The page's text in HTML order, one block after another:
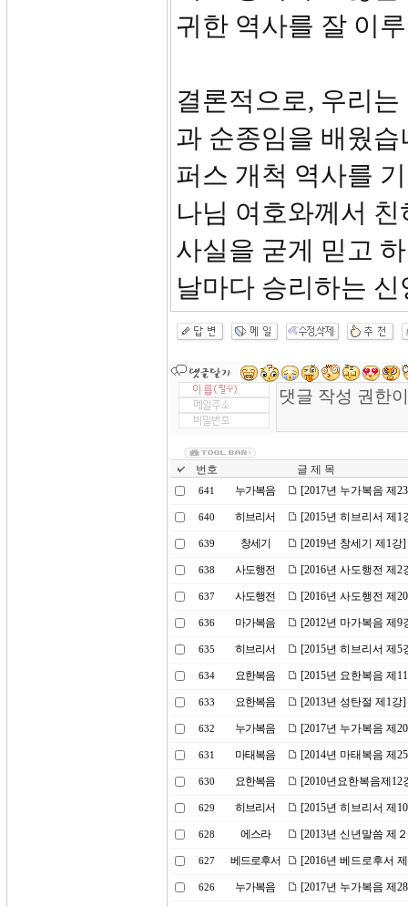
귀한 역사를 잘 이
결론적으로, 우리
과 순종임을 배웠
퍼스 개척 역사를
나님 여호와께서
사실을 굳게 믿고
날마다 승리하는
번호 글 제 목
641 누가복음 [2017년 누가복음 제
640 히브리서 [2015년 히브리서 제
639 창세기 [2019년 창세기 제1
638 사도행전 [2016년 사도행전 제
637 사도행전 [2016년 사도행전 제
636 마가복음 [2012년 마가복음 제
635 히브리서 [2015년 히브리서 제
634 요한복음 [2015년 요한복음 제
633 요한복음 [2013년 성탄절 제1
632 누가복음 [2017년 누가복음 제
631 마태복음 [2014년 마태복음 제
630 요한복음 [2010년요한복음제12
629 히브리서 [2015년 히브리서 제
628 에스라 [2013년 신년말씀 제
627 베드로후서 [2016년 베드로후서
626 누가복음 [2017년 누가복음 제